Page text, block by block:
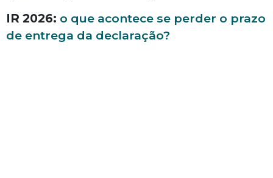
IR 2026: o que acontece se perder o prazo
de entrega da declaração?